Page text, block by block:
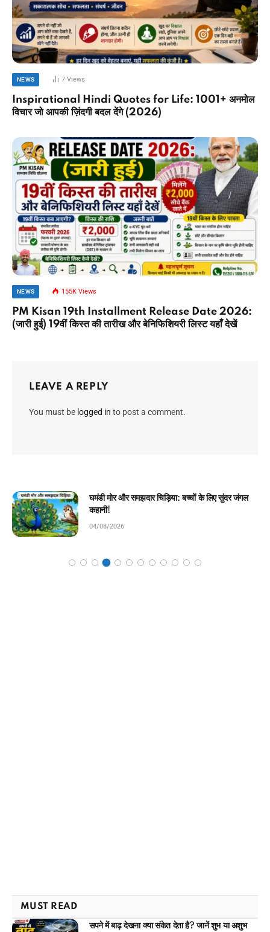
NEWS 7Views
Inspirational Hindi Quotes for Life: 1001+ अनमोल
विचार जो आपकी ज़िंदगी बदल देंगे (2026)
NEWS 155KViews
PM Kisan 19th Installment Release Date 2026:
(जारी हुई) 19वीं किस्त की तारीख और बेनिफिशियरी लिस्ट यहाँ देखें
LEAVE A REPLY
You must be logged in to post a comment.
चिराग की ईमानदारी: बच्चों के लिए प्रेरणादायक बाल कहानी!
04/08/2026
MUST READ
सपने में बाढ़ देखना क्या संकेत देता है? जानें शुभ या अशुभ